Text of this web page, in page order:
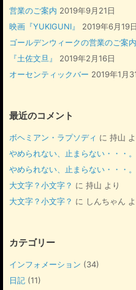
営業のご案内 2019年9月21日
映画『YUKIGUNI』
2019年6月19日
ゴールデンウィークの営業のご案内
『土佐文旦』
2019年2月16日
オーセンティックバー 2019年1月
最近のコメント
ボヘミアン・ラプソディ に 持山
やめられない、止まらない・・・。
やめられない、止まらない・・・。
大文字？小文字？ に 持山 より
大文字？小文字？ に しんちゃん
カテゴリー
インフォメーション (34)
日記 (11)